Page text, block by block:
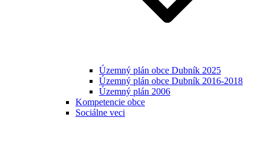
Územný plán obce Dubník 2025
Územný plán obce Dubník 2016-2018
Územný plán 2006
Kompetencie obce
Sociálne veci